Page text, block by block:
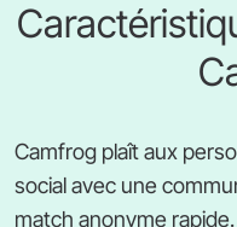
Camfrog plaît aux
social avec une
match anonyme